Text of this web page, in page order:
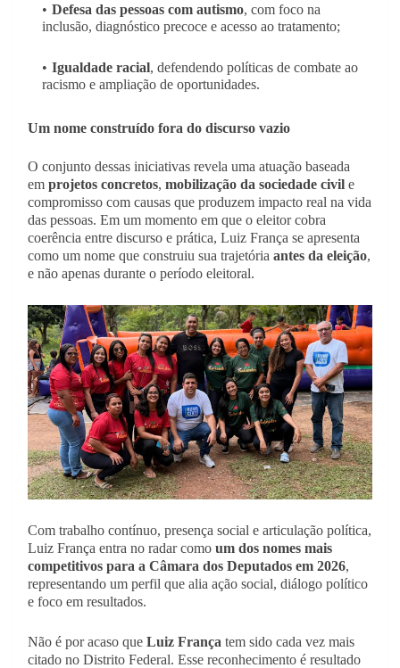
Defesa das pessoas com autismo, com foco na
inclusão, diagnóstico precoce e acesso ao tratamento;
Igualdade racial, defendendo políticas de combate ao
racismo e ampliação de oportunidades.
Um nome construído fora do discurso vazio
O conjunto dessas iniciativas revela uma atuação baseada
em projetos concretos, mobilização da sociedade civil e
compromisso com causas que produzem impacto real na vida
das pessoas. Em um momento em que o eleitor cobra
coerência entre discurso e prática, Luiz França se apresenta
como um nome que construiu sua trajetória antes da eleição,
e não apenas durante o período eleitoral.
Com trabalho contínuo, presença social e articulação política,
Luiz França entra no radar como um dos nomes mais
competitivos para a Câmara dos Deputados em 2026,
representando um perfil que alia ação social, diálogo político
e foco em resultados.
Não é por acaso que Luiz França tem sido cada vez mais
citado no Distrito Federal. Esse reconhecimento é resultado